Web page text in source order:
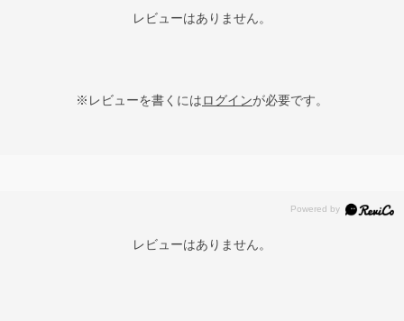
レビューはありません。
※レビューを書くにはログインが必要です。
レビューはありません。